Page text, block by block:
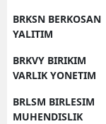
BRKSN BERKOSAN
YALITIM
BRKVY BIRIKIM
VARLIK YONETIM
BRLSM BIRLESIM
MUHENDISLIK